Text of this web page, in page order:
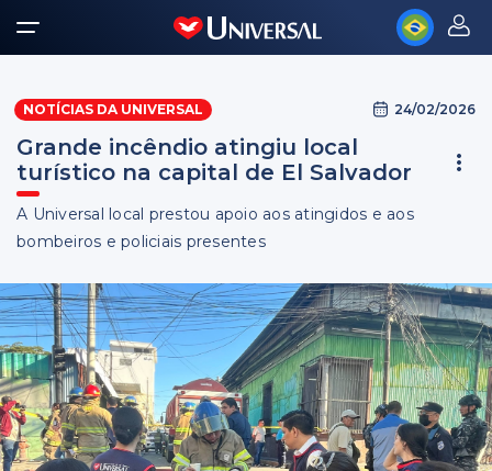
NOTÍCIAS DA UNIVERSAL 24/02/2026
Grande incêndio atingiu local
turístico na capital de El Salvador
A Universal local prestou apoio aos atingidos e aos
bombeiros e policiais presentes